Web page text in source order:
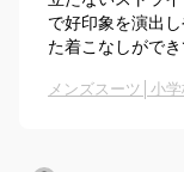
で好印象を演出
た着こなしがで